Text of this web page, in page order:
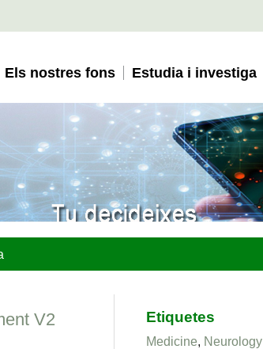
Els nostres fons Estudia i investiga
V2 Etiquetes
Medicine, Neurology